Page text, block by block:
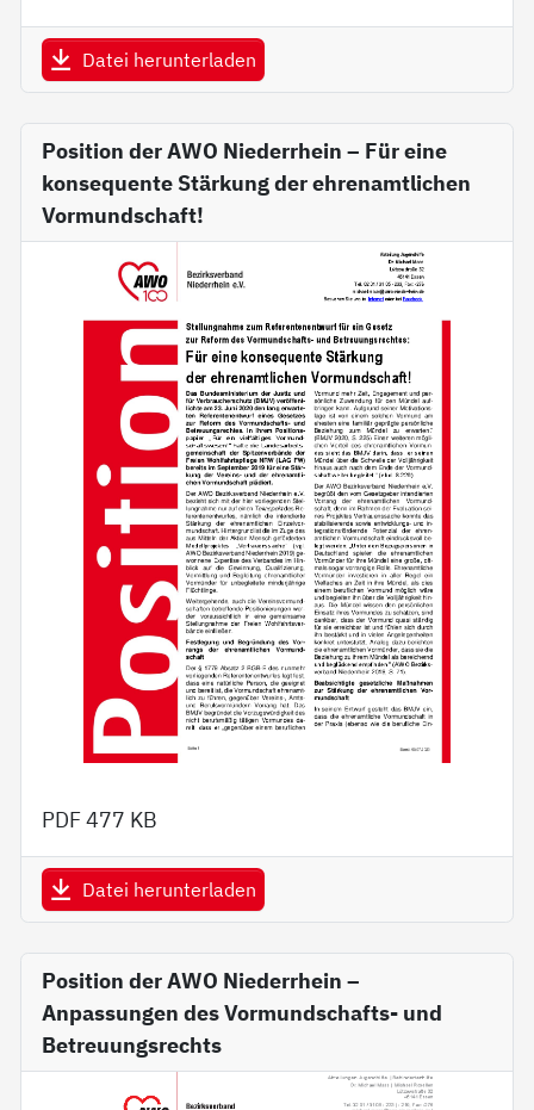
Datei herunterladen
Position der AWO Niederrhein – Für eine
konsequente Stärkung der ehrenamtlichen
Vormundschaft!
PDF477 KB
Datei herunterladen
Position der AWO Niederrhein –
Anpassungen des Vormundschafts- und
Betreuungsrechts